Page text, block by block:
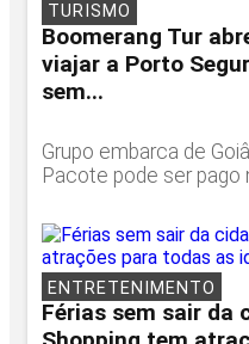
TURISMO
Boomerang Tur
viajar a Porto
sem...
Grupo embarca de
Pacote pode ser pago
ENTRETENIMENTO
Férias sem sair da